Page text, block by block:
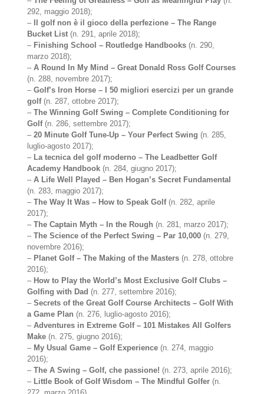
292, maggio 2018);
–
Il golf non è il gioco della perfezione – The Range
Bucket List (n. 291, aprile 2018);
– Finishing School – Routledge Handbooks (n. 290,
marzo 2018);
–A Round In My Mind – Great Donald Ross Golf Courses
(n. 288, novembre 2017);
–Golf’s Iron Horse – I 50 migliori esercizi per un grande
golf(n. 287, ottobre 2017);
–The Winning Golf Swing – Complete Conditioning for
Golf(n. 286, settembre 2017);
–20 Minute Golf Tune-Up – Your Perfect Swing (n. 285,
luglio-agosto 2017);
– La tecnica del golf moderno – The Leadbetter Golf
Academy Handbook (n. 284, giugno 2017);
–A Life Well Played – Ben Hogan’s Secret Fundamental
(n. 283, maggio 2017);
–The Way It Was – How to Speak Golf(n. 282, aprile
2017);
–The Captain Myth – In the Rough (n. 281, marzo 2017);
–The Science of the Perfect Swing – Par 10,000 (n. 279,
novembre 2016);
– Planet Golf – The Making of the Masters (n. 278, ottobre
2016);
– How to Play the World’s Most Exclusive Golf Clubs –
Golfing with Dad (n. 277, settembre 2016);
–Secrets of the Great Golf Course Architects – Golf With
a Game Plan (n. 276, luglio-agosto 2016);
–Adventures in Extreme Golf – 101 Mistakes All Golfers
Make (n. 275, giugno 2016);
– My Usual Game – Golf Experience (n. 274, maggio
2016);
–The A Swing – Golf, che passione! (n. 273, aprile 2016);
– Little Book of Golf Wisdom – The Mindful Golfer (n.